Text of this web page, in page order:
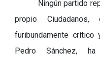
Ningún partido
propio
furibundamente
Pedro Sánchez,